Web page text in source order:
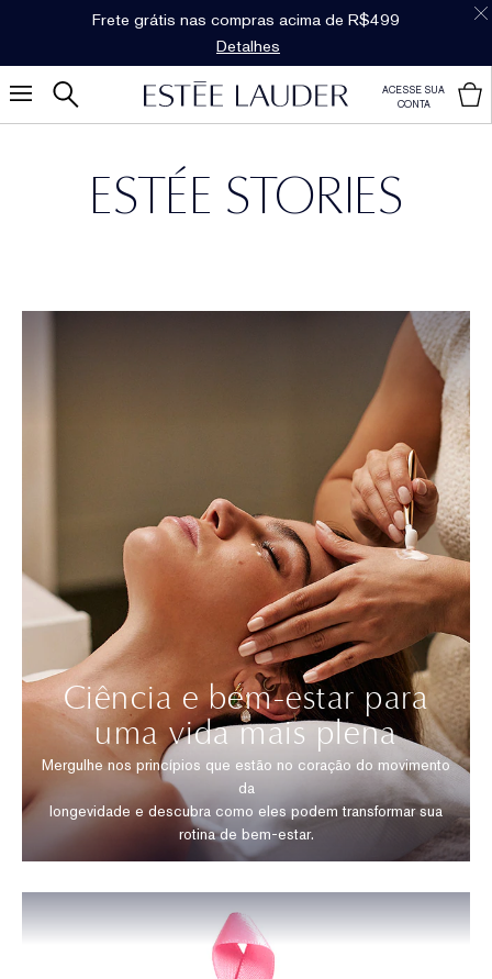
Frete grátis nas compras acima de R$499
Detalhes
ACESSE SUA
CONTA
ESTÉE STORIES
Ciência e bem-estar para
uma vida mais plena
Mergulhe nos princípios que estão no coração do movimento
da
longevidade e descubra como eles podem transformar sua
rotina de bem-estar.